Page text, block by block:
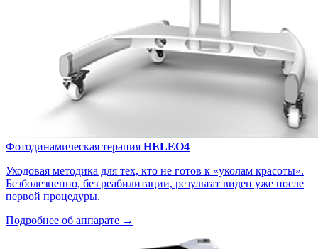
Фотодинамическая терапия HELEO4
Уходовая методика для тех, кто не готов к «уколам красоты».
Безболезненно, без реабилитации, результат виден уже после
первой процедуры.
Подробнее об аппарате →